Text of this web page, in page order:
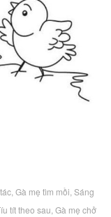
Gà mẹ tìm mồi, Sáng
tít theo sau, Gà mẹ chở